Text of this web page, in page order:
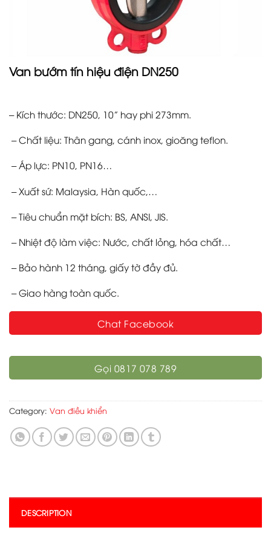
Van bướm tín hiệu điện DN250
– Kích thước: DN250, 10” hay phi 273mm.
– Chất liệu: Thân gang, cánh inox, gioăng teflon.
– Áp lực: PN10, PN16…
– Xuất sứ: Malaysia, Hàn quốc,…
– Tiêu chuẩn mặt bích: BS, ANSI, JIS.
– Nhiệt độ làm việc: Nước, chất lỏng, hóa chất…
– Bảo hành 12 tháng, giấy tờ đầy đủ.
– Giao hàng toàn quốc.
Chat Facebook
Gọi 0817 078 789
Category: Van điều khiển
DESCRIPTION